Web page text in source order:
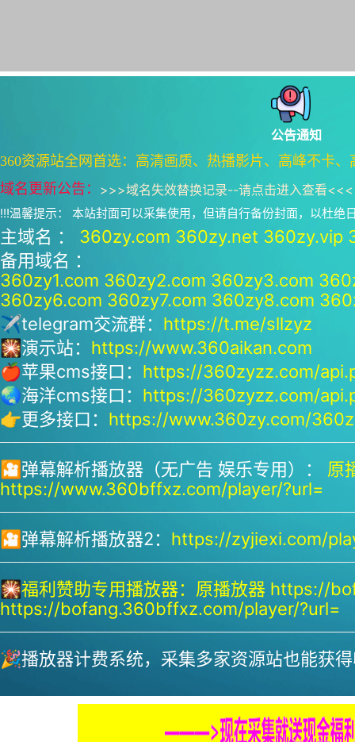
公告通知
360资源站全网首选：高清画质、热播影片、高峰不卡
域名更新公告： >>>域名失效替换记录--请点击进入查看<<<
!!!温馨提示： 本站封面可以采集使用，但请自行备份封面，以杜绝
主域名 ： 360zy.com 360zy.net 360zy.vip
备用域名 ：
360zy1.com 360zy2.com 360zy3.com
360zy6.com 360zy7.com 360zy8.com
✈telegram交流群： https://t.me/sllzyz
🎇演示站： https://www.360aikan.com
🍎苹果cms接口： https://360zyzz.com/
🌏海洋cms接口： https://360zyzz.com/
👉更多接口： https://www.360zy.com/
🎦弹幕解析播放器（无广告 娱乐专用）： 原
https://www.360bffxz.com/player/?url=
🎦弹幕解析播放器2： https://zyjiexi.com/
🎇福利赞助专用播放器： 原播放器 https://
https://bofang.360bffxz.com/player/?url=
🎉播放器计费系统，采集多家资源站也能获